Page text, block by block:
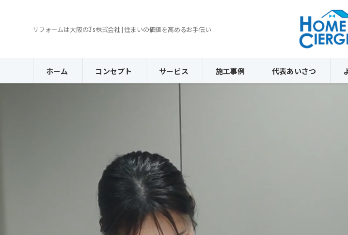
リフォームは大阪の3's株式会社 | 住まいの価値を高めるお手伝い
ホーム コンセプト サービス 施工事例 代表あいさつ